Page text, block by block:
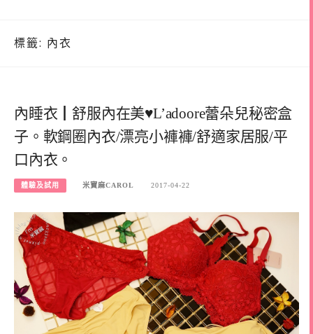
標籤: 內衣
內睡衣┃舒服內在美♥L’adoore蕾朵兒秘密盒
子。軟鋼圈內衣/漂亮小褲褲/舒適家居服/平
口內衣。
體驗及試用 米寶麻CAROL 2017-04-22